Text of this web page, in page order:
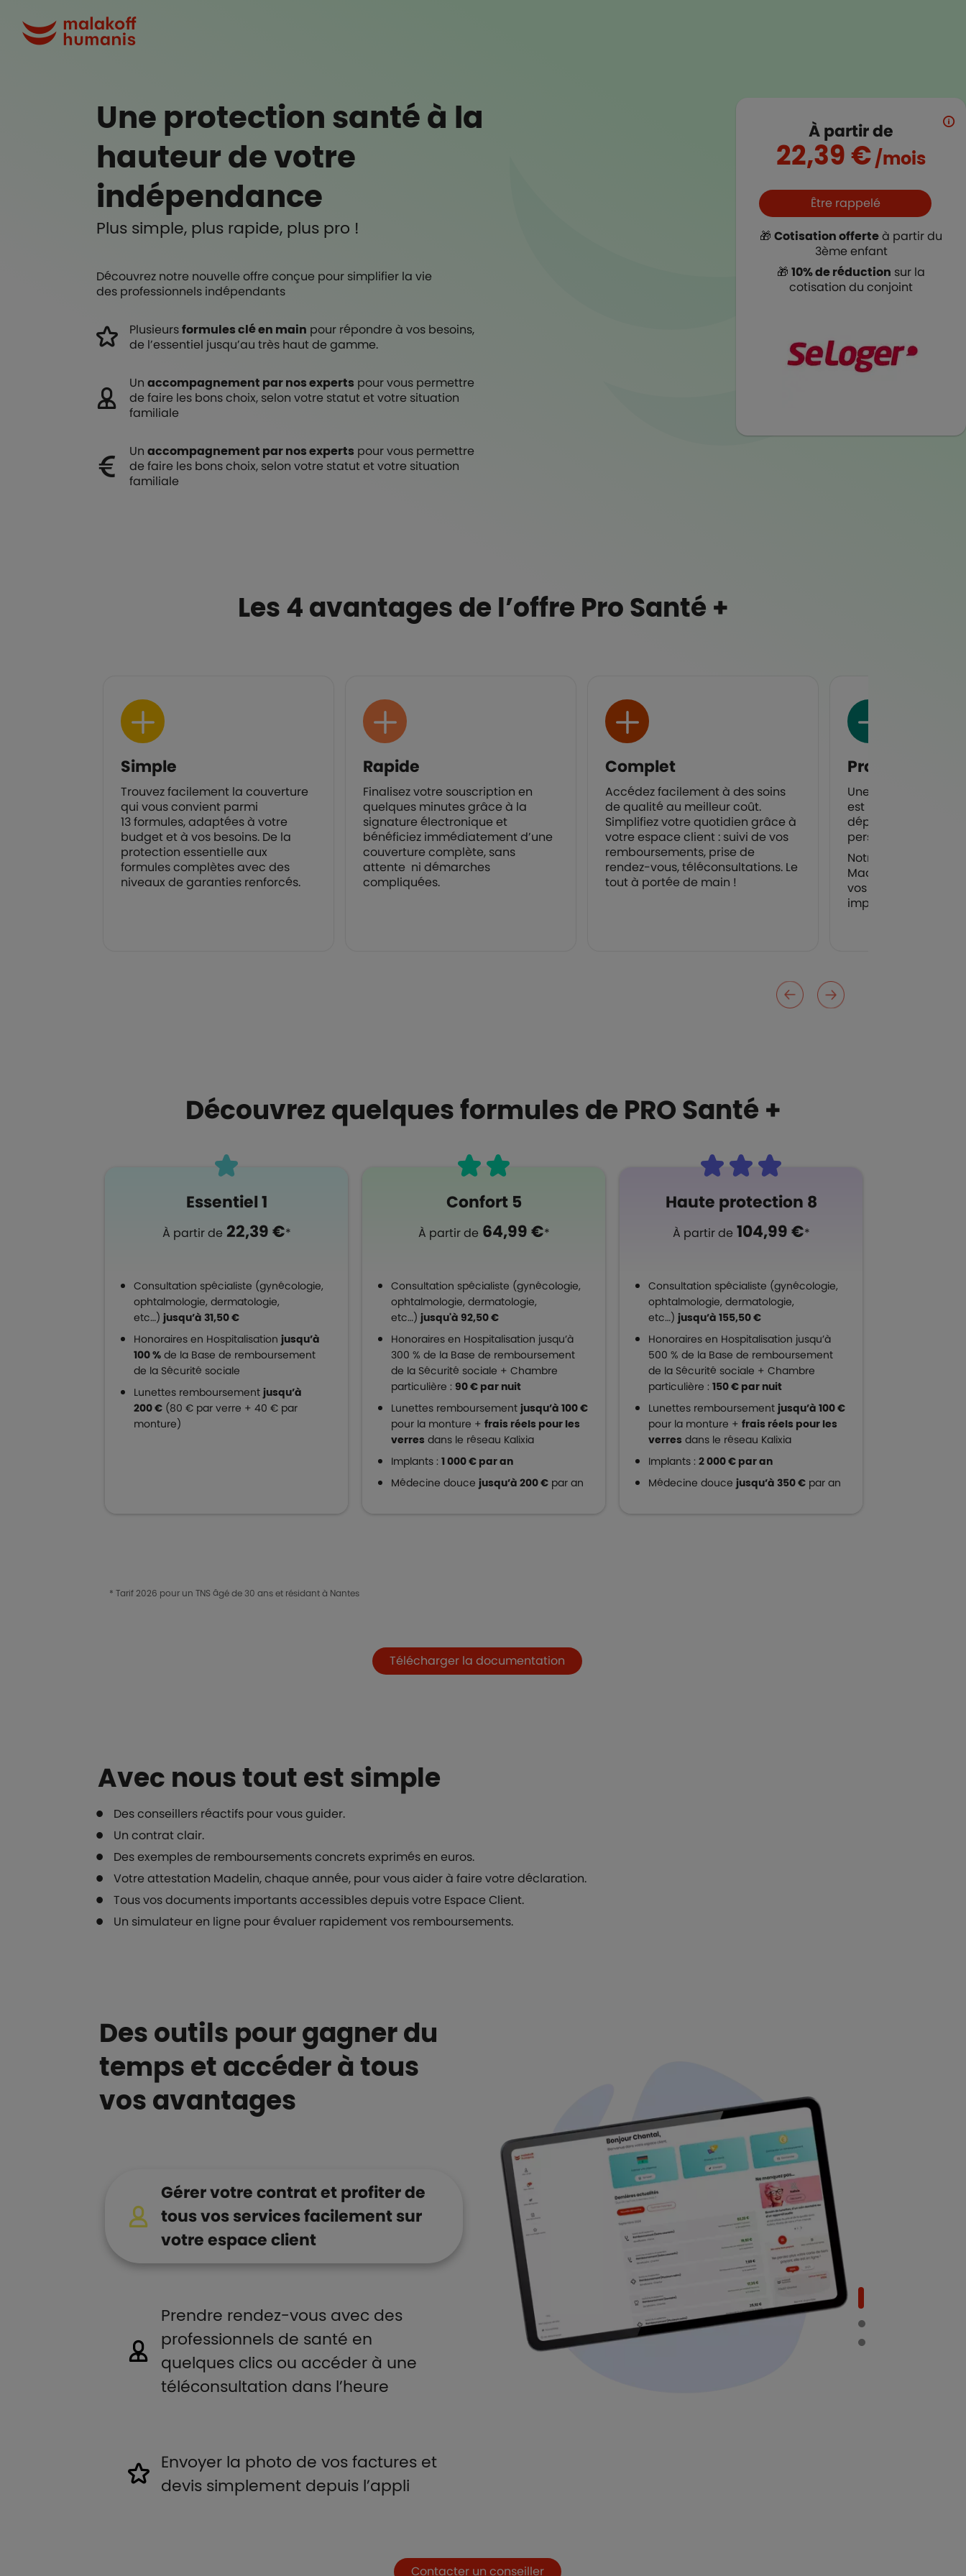
Malakoff Humanis Accueil
Une protection santé à la
hauteur de votre
indépendance
Plus simple, plus rapide, plus pro !
Découvrez notre nouvelle offre conçue pour simplifier la vie
des professionnels indépendants
Plusieursformules clé en main pour répondre à vos besoins,
de l’essentiel jusqu’au très haut de gamme.
Un accompagnement par nos experts pour vous permettre
de faire les bons choix, selon votre statut et votre situation
familiale
Un accompagnement par nos experts pour vous permettre
de faire les bons choix, selon votre statut et votre situation
familiale
À partir de
22,39 €/mois
Boutons et liens
Être rappelé
🎁 Cotisation offerteà partir du
3ème enfant
🎁 10% de réduction sur la
cotisation du conjoint
Les 4 avantages de l’offre Pro Santé +
Simple
Trouvez facilement la couverture
qui vous convient parmi
13 formules, adaptées à votre
budget et à vos besoins. De la
protection essentielle aux
formules complètes avec des
niveaux de garanties renforcés.
Rapide
Finalisez votre souscription en
quelques minutes grâce à la
signature électronique et
bénéficiez immédiatement d’une
couverture complète, sans
attente ni démarches
compliquées.
Complet
Accédez facilement à des soins
de qualité au meilleur coût.
Simplifiez votre quotidien grâce à
votre espace client : suivi de vos
remboursements, prise de
rendez-vous, téléconsultations. Le
tout à portée de main !
Pro
Une assistance en
est intégrée afin de
déplacements
personnels.
Notre mutuelle,
Madelin, vous
vos cotisations des
imposables.
Découvrez quelques formules de PRO Santé +
Essentiel 1
À partir de22,39 €*
Consultation spécialiste (gynécologie,
ophtalmologie, dermatologie,
etc…) jusqu’à 31,50 €
Honoraires en Hospitalisation jusqu’à
100 % de la Base de remboursement
de la Sécurité sociale
Lunettes remboursement jusqu’à
200 € (80 € par verre + 40 € par
monture)
Confort 5
À partir de64,99 €*
Consultation spécialiste (gynécologie,
ophtalmologie, dermatologie,
etc…) jusqu'à 92,50 €
Honoraires en Hospitalisation jusqu’à
300 % de la Base de remboursement
de la Sécurité sociale + Chambre
particulière : 90 € par nuit
Lunettes remboursement jusqu’à 100 €
pour la monture + frais réels pour les
verres dans le réseau Kalixia
Implants : 1 000 € par an
Médecine douce jusqu’à 200 € par an
Haute protection 8
À partir de104,99 €*
Consultation spécialiste (gynécologie,
ophtalmologie, dermatologie,
etc…) jusqu’à 155,50 €
Honoraires en Hospitalisation jusqu’à
500 % de la Base de remboursement
de la Sécurité sociale + Chambre
particulière : 150 € par nuit
Lunettes remboursement jusqu’à 100 €
pour la monture + frais réels pour les
verres dans le réseau Kalixia
Implants : 2 000 € par an
Médecine douce jusqu’à 350 € par an
* Tarif 2026 pour un TNS âgé de 30 ans et résidant à Nantes
Télécharger la documentation
Avec nous tout est simple
Des conseillers réactifs pour vous guider.
Un contrat clair.
Des exemples de remboursements concrets exprimés en euros.
Votre attestation Madelin, chaque année, pour vous aider à faire votre déclaration.
Tous vos documents importants accessibles depuis votre Espace Client.
Un simulateur en ligne pour évaluer rapidement vos remboursements.
Des outils pour gagner du
temps et accéder à tous
vos avantages
Gérer votre contrat et profiter de
tous vos services facilement sur
votre espace client
Prendre rendez-vous avec des
professionnels de santé en
quelques clics ou accéder à une
téléconsultation dans l’heure
Envoyer la photo de vos factures et
devis simplement depuis l’appli
Contacter un conseiller